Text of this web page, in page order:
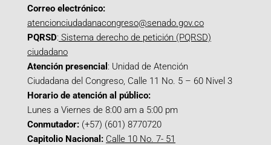
Correo electrónico:
atencionciudadanacongreso@senado.gov.co
PQRSD: Sistema derecho de petición (PQRSD)
ciudadano
Atención presencial : Unidad de Atención
Ciudadana del Congreso, Calle 11 No. 5 – 60 Nivel 3
Horario de atención al público:
Lunes a Viernes de 8:00 am a 5:00 pm
Conmutador: (+57) (601) 8770720
Capitolio Nacional: Calle 10 No. 7- 51